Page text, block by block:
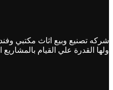
شركه تصنيع وبيع اثاث مكتبي
ولها القدرة علي القيام بالمشاريع